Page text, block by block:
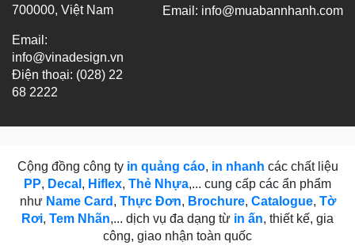
700000, Việt Nam
Email:
info@vinadesign.vn
Điện thoại: (028) 22
68 2222
Email: info@muabannhanh.com
Cộng đồng công ty in quảng cáo, in nhanh các chất liệu
PP, Decal , Hiflex, Thẻ Nhựa,... cung cấp các ẩn phẩm
như Name Card , Thực Đơn, Brochure, Catalogue, Tờ
Rơi, Tem Nhãn,... dịch vụ đa dạng từ in ấn, thiết kế, gia
công, giao nhận toàn quốc